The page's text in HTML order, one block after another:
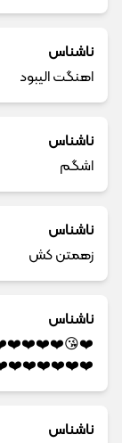
ناشناس
اهنگت الیبود
ناشناس
اشگم
ناشناس
زهمتن کش
ناشناس
ناشناس